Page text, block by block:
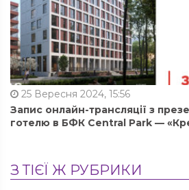
25 Вересня 2024, 15:56
Запис онлайн-трансляції з
готелю в БФК Central Park —
З ТІЄЇ Ж РУБРИКИ